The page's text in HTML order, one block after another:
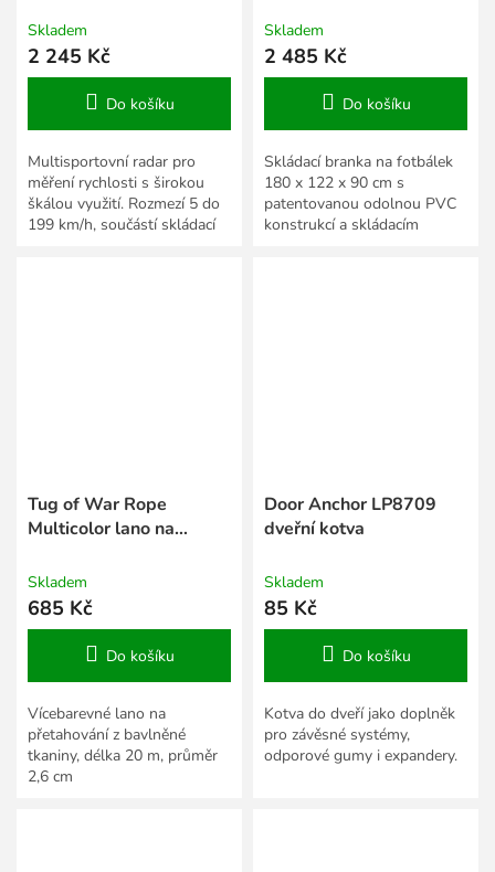
Skladem
2 245 Kč
Do košíku
Multisportovní radar pro
měření rychlosti s širokou
škálou využití. Rozmezí 5 do
199 km/h, součástí skládací
Skladem
2 485 Kč
Do košíku
Skládací branka na fotbálek
180 x 122 x 90 cm s
patentovanou odolnou PVC
konstrukcí a skládacím
Tug of War Rope
Multicolor lano na
Skladem
685 Kč
Do košíku
Vícebarevné lano na
přetahování z bavlněné
tkaniny, délka 20 m, průměr
2,6 cm
Door Anchor LP8709
dveřní kotva
Skladem
85 Kč
Do košíku
Kotva do dveří jako doplněk
pro závěsné systémy,
odporové gumy i expandery.